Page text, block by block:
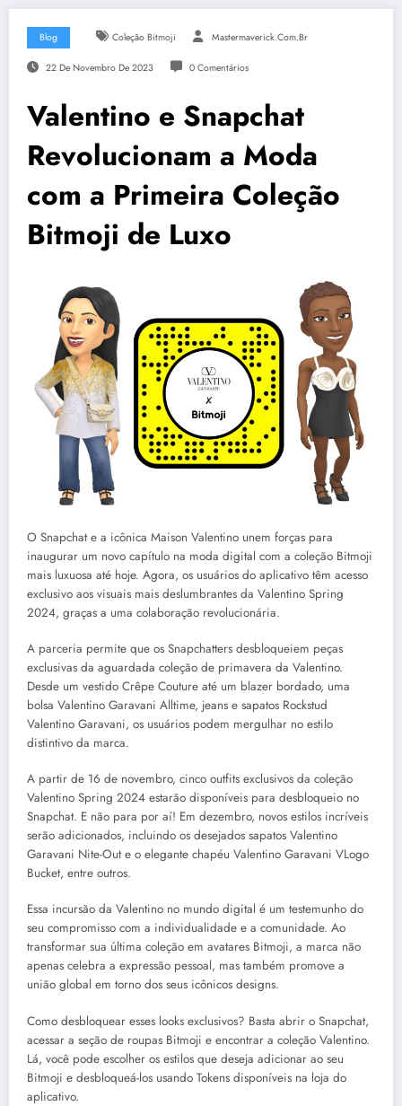
Blog Coleção Bitmoji Mastermaverick.com.br
22 De Novembro De 2023 0 Comentários
Valentino e Snapchat
Revolucionam a Moda
com a Primeira Coleção
Bitmoji de Luxo
O Snapchat e a icônica Maison Valentino unem forças para
inaugurar um novo capítulo na moda digital com a coleção Bitmoji
mais luxuosa até hoje. Agora, os usuários do aplicativo têm acesso
exclusivo aos visuais mais deslumbrantes da Valentino Spring
2024, graças a uma colaboração revolucionária.
A parceria permite que os Snapchatters desbloqueiem peças
exclusivas da aguardada coleção de primavera da Valentino.
Desde um vestido Crêpe Couture até um blazer bordado, uma
bolsa Valentino Garavani Alltime, jeans e sapatos Rockstud
Valentino Garavani, os usuários podem mergulhar no estilo
distintivo da marca.
A partir de 16 de novembro, cinco outfits exclusivos da coleção
Valentino Spring 2024 estarão disponíveis para desbloqueio no
Snapchat. E não para por aí! Em dezembro, novos estilos incríveis
serão adicionados, incluindo os desejados sapatos Valentino
Garavani Nite-Out e o elegante chapéu Valentino Garavani VLogo
Bucket, entre outros.
Essa incursão da Valentino no mundo digital é um testemunho do
seu compromisso com a individualidade e a comunidade. Ao
transformar sua última coleção em avatares Bitmoji, a marca não
apenas celebra a expressão pessoal, mas também promove a
união global em torno dos seus icônicos designs.
Como desbloquear esses looks exclusivos? Basta abrir o Snapchat,
acessar a seção de roupas Bitmoji e encontrar a coleção Valentino.
Lá, você pode escolher os estilos que deseja adicionar ao seu
Bitmoji e desbloqueá-los usando Tokens disponíveis na loja do
aplicativo.